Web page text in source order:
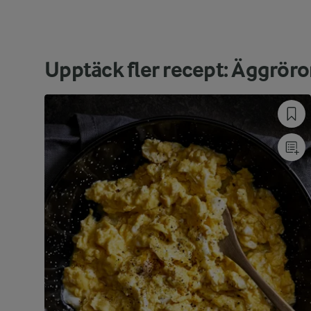
Upptäck fler recept: